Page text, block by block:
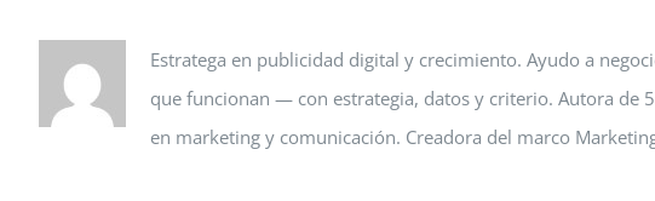
Estratega en publicidad digital y crecimiento. Ayudo a
que funcionan — con estrategia, datos y criterio. Autora de
en marketing y comunicación. Creadora del marco